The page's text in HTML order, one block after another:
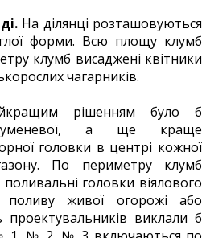
На ділянці розташовуються
форми. Всю площу клумб
клумб висаджені квітники
чагарників.
рішенням було б
а ще краще
головки в центрі кожної
По периметру клумб
головки віялового
поливу живої огорожі або
проектувальників виклали б